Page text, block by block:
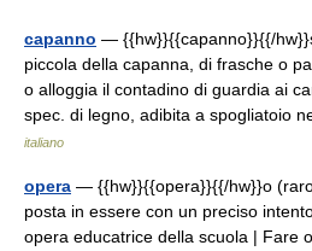
capanno — {{hw}}{{capanno}}{{/
piccola della capanna, di frasche o
o alloggia il contadino di guardia ai
spec. di legno, adibita a spogliatoio
italiano
opera — {{hw}}{{opera}}{{/hw}}o
posta in essere con un preciso
opera educatrice della scuola | Fare